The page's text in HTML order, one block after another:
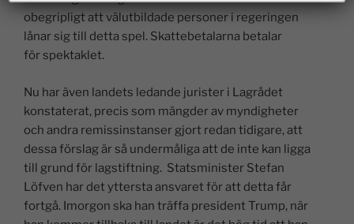
obegripligt att välutbildade personer i regeringen
lånar sig till detta spel. Skattebetalarna betalar
för spektaklet.
Nu har även landets ledande jurister i Lagrådet
konstaterat, precis som mängder av myndigheter
och andra remissinstanser gjort redan tidigare, att
dessa förslag är så undermåliga att de inte kan ligga
till grund för lagstiftning. Statsminister Stefan
Löfven har det yttersta ansvaret för att detta får
fortgå. Imorgon ska han träffa president Trump, när